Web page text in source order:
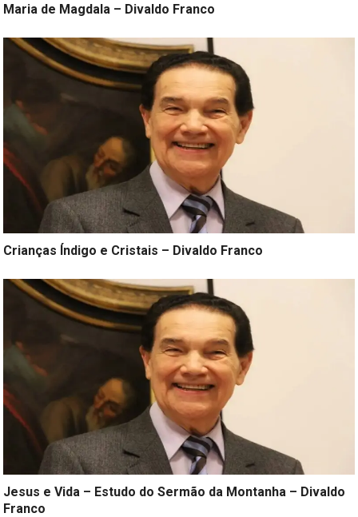
Maria de Magdala – Divaldo Franco
Crianças Índigo e Cristais – Divaldo Franco
Jesus e Vida – Estudo do Sermão da Montanha – Divaldo
Franco